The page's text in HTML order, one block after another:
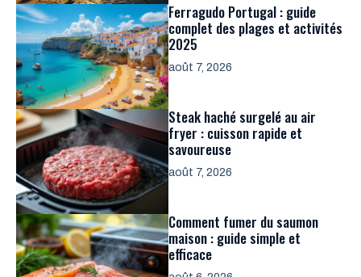
Ferragudo Portugal : guide
complet des plages et activités
2025
août 7, 2026
Steak haché surgelé au air
fryer : cuisson rapide et
savoureuse
août 7, 2026
Comment fumer du saumon
maison : guide simple et
efficace